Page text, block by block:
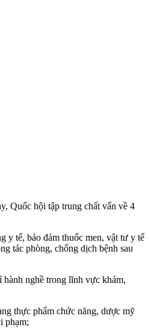
Quốc hội tập trung chất vấn về 4
y tế, bảo đảm thuốc men, vật tư y tế
tác phòng, chống dịch bệnh sau
nghề trong lĩnh vực khám,
thực phẩm chức năng, dược mỹ
phạm;